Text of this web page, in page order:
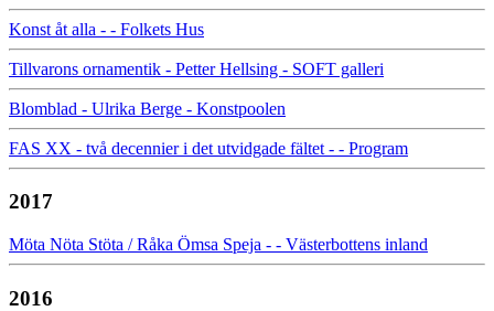
Konst åt alla - - Folkets Hus
Tillvarons ornamentik - Petter Hellsing - SOFT galleri
Blomblad - Ulrika Berge - Konstpoolen
FAS XX - två decennier i det utvidgade fältet - - Program
2017
Möta Nöta Stöta / Råka Ömsa Speja - - Västerbottens inland
2016